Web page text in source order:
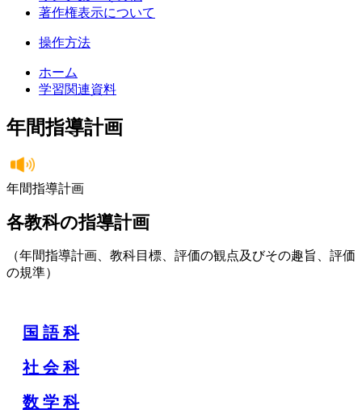
著作権表示について
操作方法
ホーム
学習関連資料
年間指導計画
年間指導計画
各教科の指導計画
（年間指導計画、教科目標、評価の観点及びその趣旨、評価
の規準）
国 語 科
社 会 科
数 学 科